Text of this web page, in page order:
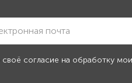
согласие на обработку